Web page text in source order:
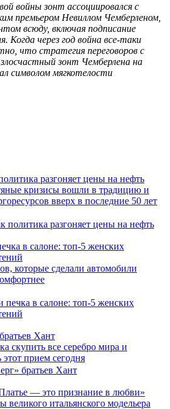
войны зонт ассоциировался с
премьером Невиллом Чемберленом,
всюду, включая подписание
Когда через год война все-таки
что стратегия переговоров с
зонт Чемберлена на
символом мягкотелости
разгоняет цены на нефть
кризисы вошли в традицию и
вверх в последние 50 лет
в салоне: топ-5 женских
которые сделали автомобили
Хант
скупить все серебро мира и
прием сегодня
— это признание в любви»
итальянского модельера